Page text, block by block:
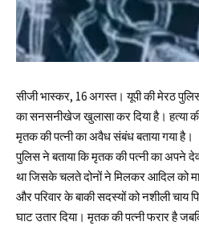
सीजी भास्कर, 16 अगस्त। यूपी की मेरठ
का सनसनीखेज खुलासा कर दिया है। हत्या की
मृतक की पत्नी का अवैध संबंध बताया गया है।
पुलिस ने बताया कि मृतक की पत्नी का
था जिसके चलते दोनों ने मिलकर आदिल को
और परिवार के बाकी सदस्यों को नशीली चाय
घाट उतार दिया। मृतक की पत्नी फरार है